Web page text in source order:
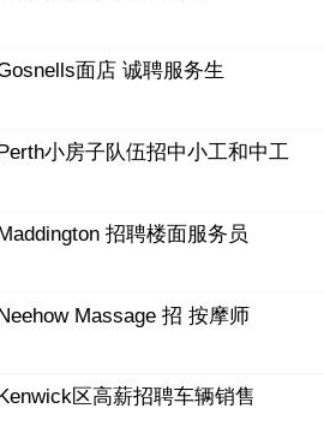
面店 诚聘服务生
Perth小房子队伍招中小工和中工
招聘楼面服务员
Massage 招 按摩师
Kenwick区高薪招聘车辆销售